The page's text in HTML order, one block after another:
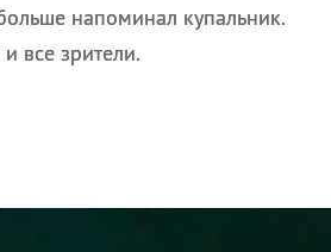
напоминал купальник.
все зрители.